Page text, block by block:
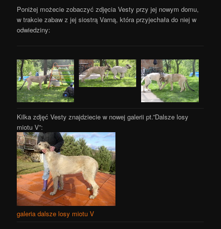
Poniżej możecie zobaczyć zdjęcia Vesty przy jej nowym domu,
w trakcie zabaw z jej siostrą Varną, która przyjechała do niej w
odwiedziny:
Kilka zdjęć Vesty znajdziecie w nowej galerii pt.”Dalsze losy
miotu V”:
galeria dalsze losy miotu V